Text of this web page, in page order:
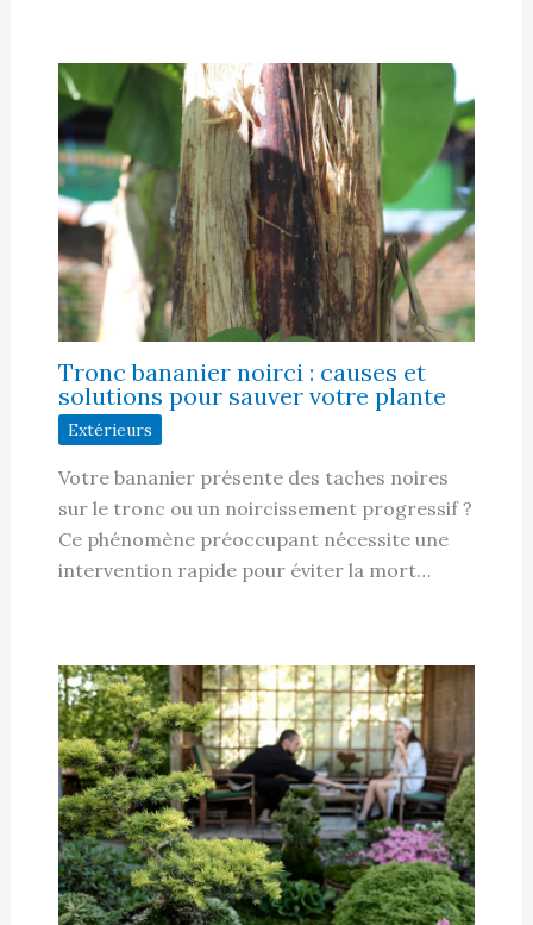
Tronc bananier noirci : causes et
solutions pour sauver votre plante
Extérieurs
Votre bananier présente des taches noires
sur le tronc ou un noircissement progressif ?
Ce phénomène préoccupant nécessite une
intervention rapide pour éviter la mort…